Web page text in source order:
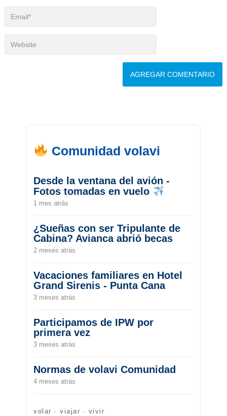
Comunidad volavi
Desde la ventana del avión -
Fotos tomadas en vuelo
1 mes atrás
¿Sueñas con ser Tripulante de
Cabina? Avianca abrió becas
2 meses atrás
Vacaciones familiares en Hotel
Grand Sirenis - Punta Cana
3 meses atrás
Participamos de IPW por
primera vez
3 meses atrás
Normas de volavi Comunidad
4 meses atrás
volar · viajar · vivir